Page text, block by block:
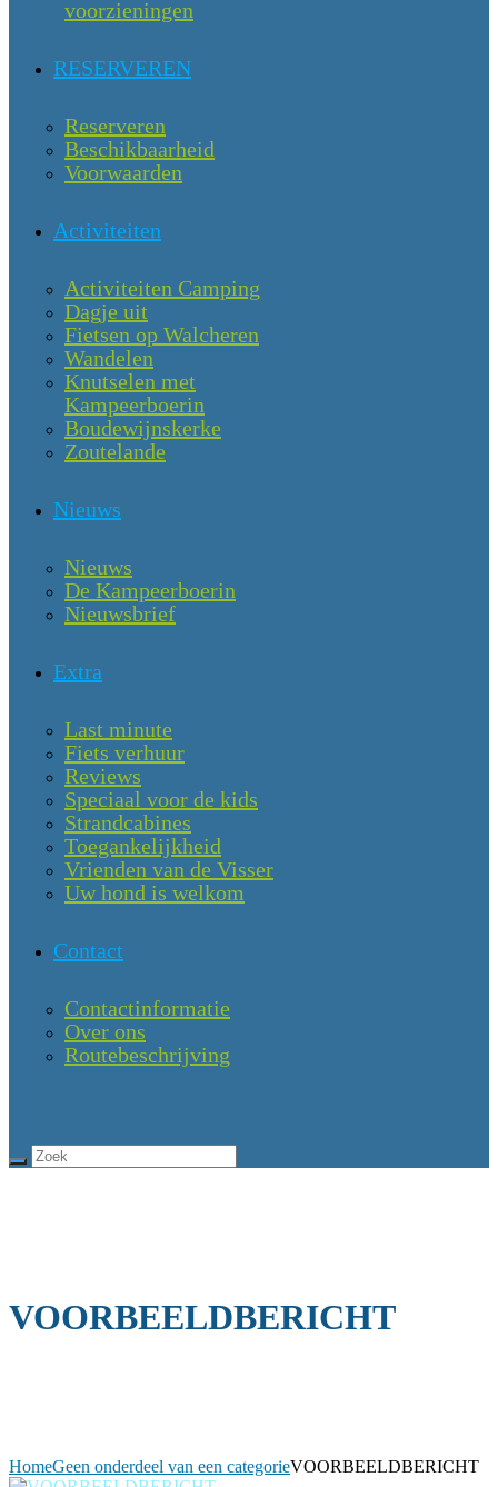
voorzieningen
RESERVEREN
Reserveren
Beschikbaarheid
Voorwaarden
Activiteiten
Activiteiten Camping
Dagje uit
Fietsen op Walcheren
Wandelen
Knutselen met
Kampeerboerin
Boudewijnskerke
Zoutelande
Nieuws
Nieuws
De Kampeerboerin
Nieuwsbrief
Extra
Last minute
Fiets verhuur
Reviews
Speciaal voor de kids
Strandcabines
Toegankelijkheid
Vrienden van de Visser
Uw hond is welkom
Contact
Contactinformatie
Over ons
Routebeschrijving
VOORBEELDBERICHT
HomeGeen onderdeel van een categorieVOORBEELDBERICHT